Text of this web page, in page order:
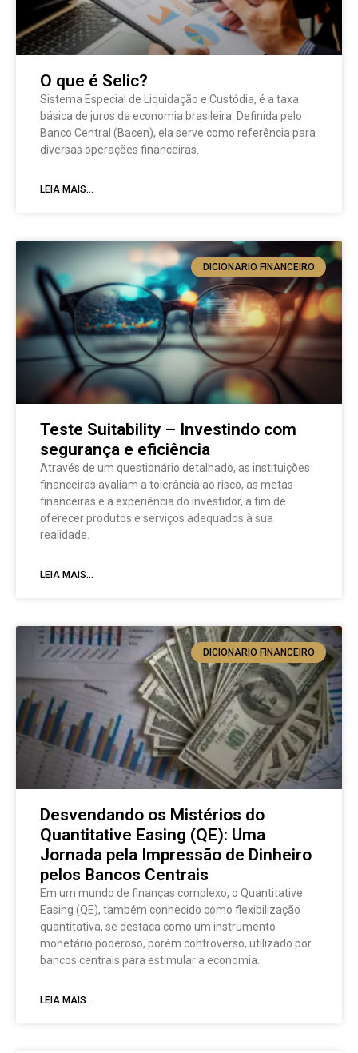
O que é Selic?
Sistema Especial de Liquidação e Custódia, é a taxa
básica de juros da economia brasileira. Definida pelo
Banco Central (Bacen), ela serve como referência para
diversas operações financeiras.
LEIA MAIS...
DICIONARIO FINANCEIRO
Teste Suitability – Investindo com
segurança e eficiência
Através de um questionário detalhado, as instituições
financeiras avaliam a tolerância ao risco, as metas
financeiras e a experiência do investidor, a fim de
oferecer produtos e serviços adequados à sua
realidade.
LEIA MAIS...
DICIONARIO FINANCEIRO
Desvendando os Mistérios do
Quantitative Easing (QE): Uma
Jornada pela Impressão de Dinheiro
pelos Bancos Centrais
Em um mundo de finanças complexo, o Quantitative
Easing (QE), também conhecido como flexibilização
quantitativa, se destaca como um instrumento
monetário poderoso, porém controverso, utilizado por
bancos centrais para estimular a economia.
LEIA MAIS...